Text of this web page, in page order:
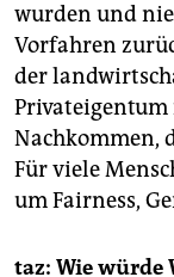
wurden und
Vorfahren
der
Privateigentum
Nachkommen,
Für viele
um Fairness,
taz: Wie würde